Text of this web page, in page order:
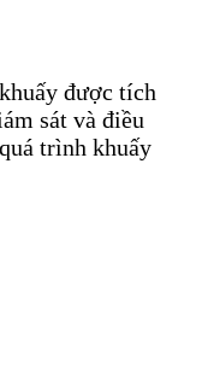
được tích
sát và điều
trình khuấy